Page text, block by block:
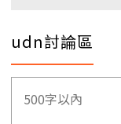
udn討論區